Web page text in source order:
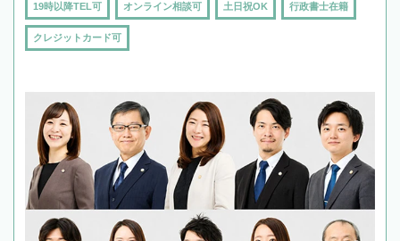
19時以降TEL可 オンライン相談可 土日祝OK 行政書士在籍
クレジットカード可